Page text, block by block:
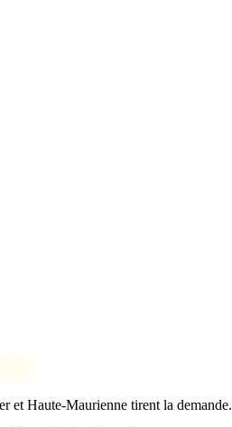
et Haute-Maurienne tirent la demande.